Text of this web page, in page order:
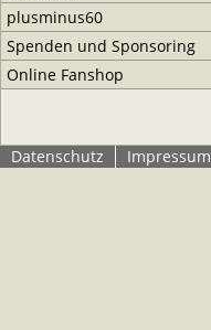
plusminus60
Spenden und Sponsoring
Online Fanshop
Datenschutz Impressum